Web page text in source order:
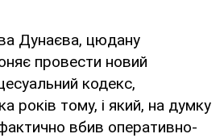
Дунаєва, цюдану
провести новий
кодекс,
років тому, і який, на думку
вбив оперативно-